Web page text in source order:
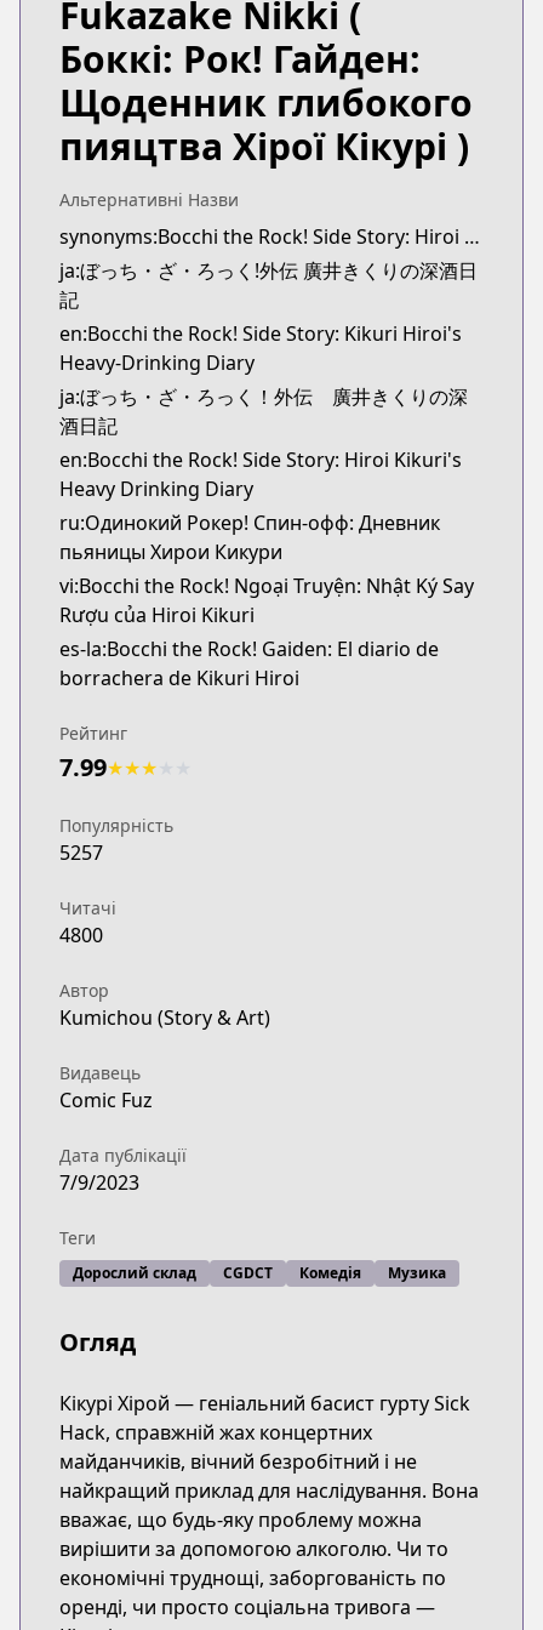
Official Raw
Official Raw
https://comic-fuz.com/manga/3354
Kitsu
Kitsu
https://kitsu.app/manga/67257
CDJapan
https://www.anime-planet.com/manga/https://
MangaUpdates
https://www.mangaupdates.com/
Book☆Walker
Book☆Walker
https://bookwalker.jp/series/452628/list
Official English
Official English
https://yenpress.com/series/bocchi-the-rock-
Fukazake Nikki (
Боккі: Рок! Гайден:
Щоденник глибокого
пияцтва Хірої Кікурі )
Альтернативні Назви
synonyms:Bocchi the Rock! Side Story: Hiroi Kikuri's Heavy Drinking Diary
ja:ぼっち・ざ・ろっく!外伝 廣井きくりの深酒日
記
en:Bocchi the Rock! Side Story: Kikuri Hiroi's
Heavy-Drinking Diary
ja:ぼっち・ざ・ろっく！外伝 廣井きくりの深
酒日記
en:Bocchi the Rock! Side Story: Hiroi Kikuri's
Heavy Drinking Diary
ru:Одинокий Рокер! Спин-офф: Дневник
пьяницы Хирои Кикури
vi:Bocchi the Rock! Ngoại Truyện: Nhật Ký Say
Rượu của Hiroi Kikuri
es-la:Bocchi the Rock! Gaiden: El diario de
borrachera de Kikuri Hiroi
Рейтинг
7.99★★★
Популярність
5257
Читачі
4800
Автор
Kumichou (Story & Art)
Видавець
Comic Fuz
Дата публікації
7/9/2023
Теги
Дорослий склад CGDCT Комедія Музика
Огляд
Кікурі Хірой — геніальний басист гурту Sick
Hack, справжній жах концертних
майданчиків, вічний безробітний і не
найкращий приклад для наслідування. Вона
вважає, що будь-яку проблему можна
вирішити за допомогою алкоголю. Чи то
економічні труднощі, заборгованість по
оренді, чи просто соціальна тривога —